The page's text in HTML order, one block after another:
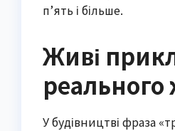
п’ять і більше.
Живі
реального
У будівництві фраза